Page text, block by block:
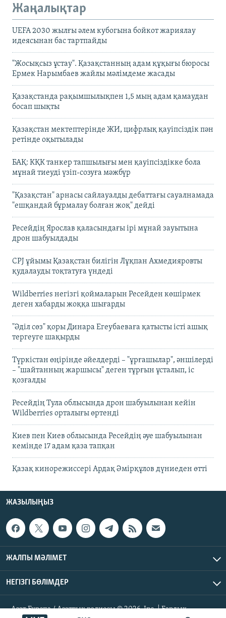
Жаңалықтар
UEFA 2030 жылғы әлем кубогына бойкот жариялау
идеясынан бас тартпайды
"Жосықсыз ұстау". Қазақстанның адам құқығы бюросы
Ермек Нарымбаев жайлы мәлімдеме жасады
Қазақстанда рақымшылықпен 1,5 мың адам қамаудан
босап шықты
Қазақстан мектептерінде ЖИ, цифрлық қауіпсіздік пән
ретінде оқытылады
БАҚ: КҚК танкер тапшылығы мен қауіпсіздікке бола
мұнай тиеуді үзіп-созуға мәжбүр
"Қазақстан" арнасы сайлауалды дебаттағы сауалнамада
"ешқандай бұрмалау болған жоқ" дейді
Ресейдің Ярослав қаласындағы ірі мұнай зауытына
дрон шабуылдады
CPJ ұйымы Қазақстан билігін Лұқпан Ахмедияровты
қудалауды тоқтатуға үндеді
Wildberries негізгі қоймаларын Ресейден көшірмек
деген хабарды жоққа шығарды
"Әділ сөз" қоры Динара Егеубаеваға қатысты істі ашық
тергеуге шақырды
Түркістан өңірінде әйелдерді – "ұрғашылар", әншілерді
– "шайтанның жаршысы" деген тұрғын ұсталып, іс
қозғалды
Ресейдің Тула облысында дрон шабуылынан кейін
Wildberries орталығы өртенді
Киев пен Киев облысында Ресейдің әуе шабуылынан
кемінде 17 адам қаза тапқан
Қазақ кинорежиссері Ардақ Әмірқұлов дүниеден өтті
ЖАЗЫЛЫҢЫЗ
ЖАЛПЫ МӘЛІМЕТ
НЕГІЗГІ БӨЛІМДЕР
Азат Еуропа / Азаттық радиосы © 2026, Inc. | Барлық